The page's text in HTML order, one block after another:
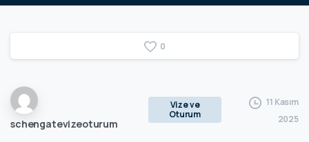
0
schengatevizeoturum
Vize ve
Oturum
11 Kasım
2025